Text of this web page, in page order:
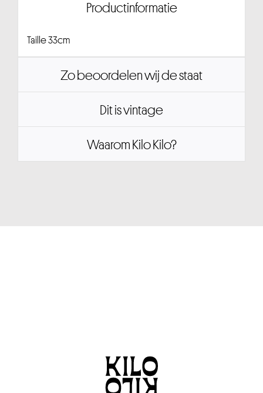
Productinformatie
Taille 33cm
Zo beoordelen wij de staat
Dit is vintage
Waarom Kilo Kilo?